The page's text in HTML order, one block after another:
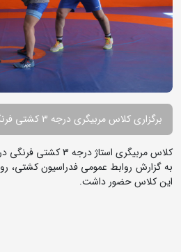
برگزاری کلاس مربیگری درجه 3 کشتی فرنگی در قزوین
کلاس مربیگری استاژ درجه 3 کشتی فرنگی در استان قزوین برگزار شد.
به گزارش روابط عمومی فدراسیون کشتی،
این کلاس حضور داشت.